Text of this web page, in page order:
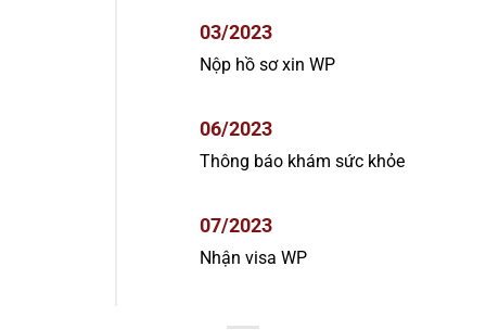
03/2023
Nộp hồ sơ xin WP
06/2023
Thông báo khám sức khỏe
07/2023
Nhận visa WP